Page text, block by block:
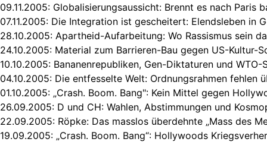
09.11.2005: Globalisierungsaussicht: Brennt es nach Paris
07.11.2005: Die Integration ist gescheitert: Elendsleben in
28.10.2005: Apartheid-Aufarbeitung: Wo Rassismus sein
24.10.2005: Material zum Barrieren-Bau gegen US-Kultur-
10.10.2005: Bananenrepubliken, Gen-Diktaturen und WTO-
04.10.2005: Die entfesselte Welt: Ordnungsrahmen fehlen
01.10.2005: „Crash. Boom. Bang": Kein Mittel gegen
26.09.2005: D und CH: Wahlen, Abstimmungen und
22.09.2005: Röpke: Das masslos überdehnte „Mass des
19.09.2005: „Crash. Boom. Bang“: Hollywoods